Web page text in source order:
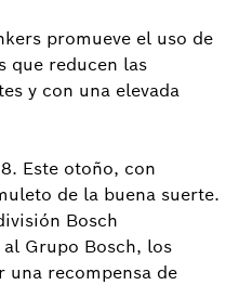
promueve el uso de
que reducen las
y con una elevada
Este otoño, con
de la buena suerte.
Bosch
Grupo Bosch, los
una recompensa de